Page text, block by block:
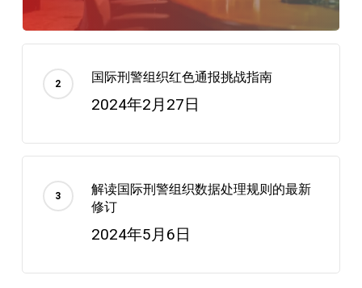
国际刑警组织红色通报挑战指南
2024年2月27日
解读国际刑警组织数据处理规则的最新
修订
2024年5月6日